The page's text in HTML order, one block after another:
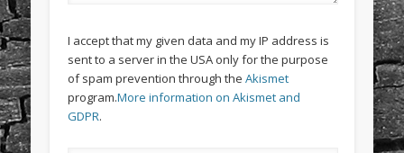
I accept that my given data and my IP address is
sent to a server in the USA only for the purpose
of spam prevention through the Akismet
program.More information on Akismet and
GDPR.